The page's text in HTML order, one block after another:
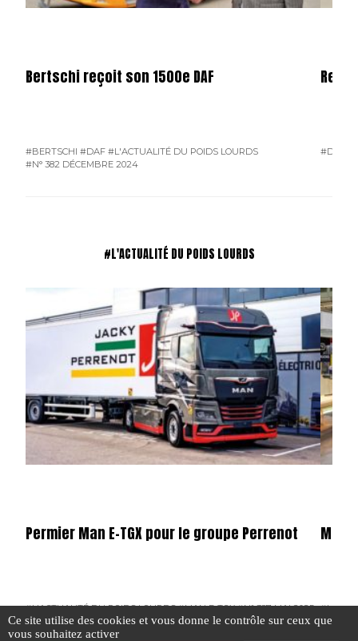
Bertschi reçoit son 1500e DAF
#BERTSCHI #DAF #L'ACTUALITÉ DU POIDS LOURDS
#N° 382 DÉCEMBRE 2024
#DAF
#L'ACTUALITÉ DU POIDS LOURDS
Permier Man E-TGX pour le groupe Perrenot
#L'ACTUALITÉ DU POIDS LOURDS #MAN E-TGX #N° 387 MAI 2025
Ce site utilise des cookies et vous donne le contrôle sur ceux que
vous souhaitez activer